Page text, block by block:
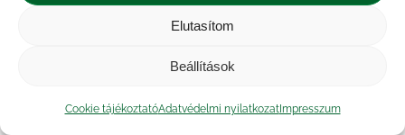
Elutasítom
Beállítások
Cookie tájékoztatóAdatvédelmi nyilatkozatImpresszum